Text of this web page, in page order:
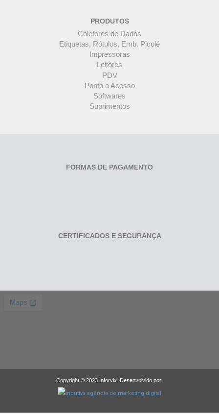
PRODUTOS
Coletores de Dados
Etiquetas, Rótulos, Emb. Picolé
Impressoras
Leitores
PDV
Ponto e Acesso
Softwares
Suprimentos
FORMAS DE PAGAMENTO
CERTIFICADOS E SEGURANÇA
Copyright © 2023 Inforvix. Desenvolvido por